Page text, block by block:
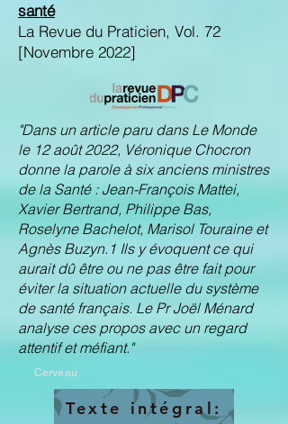
santé
La Revue du Praticien, Vol. 72
[Novembre 2022]
"Dans un article paru dans Le Monde
le 12 août 2022, Véronique Chocron
donne la parole à six anciens ministres
de la Santé : Jean-François Mattei,
Xavier Bertrand, Philippe Bas,
Roselyne Bachelot, Marisol Touraine et
Agnès Buzyn.1 Ils y évoquent ce qui
aurait dû être ou ne pas être fait pour
éviter la situation actuelle du système
de santé français. Le Pr Joël Ménard
analyse ces propos avec un regard
attentif et méfiant."
Cerveau
Texte intégral: